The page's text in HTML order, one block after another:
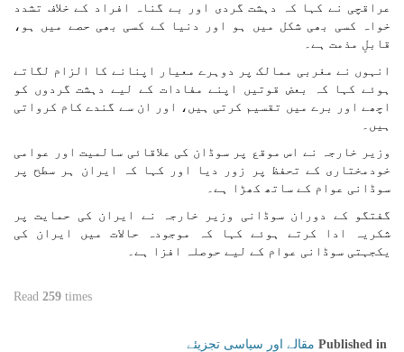
عراقچی نے کہا کہ دہشت گردی اور بے گناہ افراد کے خلاف تشدد
خواہ کسی بھی شکل میں ہو اور دنیا کے کسی بھی حصے میں ہو،
قابلِ مذمت ہے۔
انہوں نے مغربی ممالک پر دوہرے معیار اپنانے کا الزام لگاتے
ہوئے کہا کہ بعض قوتیں اپنے مفادات کے لیے دہشت گردوں کو
اچھے اور برے میں تقسیم کرتی ہیں، اور ان سے گندے کام کرواتی
ہیں۔
وزیر خارجہ نے اس موقع پر سوڈان کی علاقائی سالمیت اور عوامی
خودمختاری کے تحفظ پر زور دیا اور کہا کہ ایران ہر سطح پر
سوڈانی عوام کے ساتھ کھڑا ہے۔
گفتگو کے دوران سوڈانی وزیر خارجہ نے ایران کی حمایت پر
شکریہ ادا کرتے ہوئے کہا کہ موجودہ حالات میں ایران کی
یکجہتی سوڈانی عوام کے لیے حوصلہ افزا ہے۔
Read 259 times
Published in مقالے اور سیاسی تجزیئے